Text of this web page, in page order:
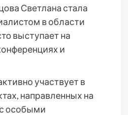
Светлана стала
в области
выступает на
и
участвует в
направленных на
особыми